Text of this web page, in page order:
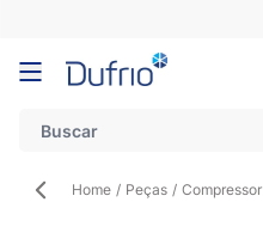
Pular para o conteúdo
Home / Peças / Compressor